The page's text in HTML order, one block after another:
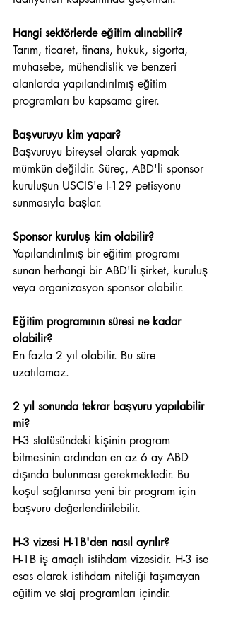
Hangi sektörlerde eğitim alınabilir?
Tarım, ticaret, finans, hukuk, sigorta,
muhasebe, mühendislik ve benzeri
alanlarda yapılandırılmış eğitim
programları bu kapsama girer.
Başvuruyu kim yapar?
Başvuruyu bireysel olarak yapmak
mümkün değildir. Süreç, ABD'li sponsor
kuruluşun USCIS'e I-129 petisyonu
sunmasıyla başlar.
Sponsor kuruluş kim olabilir?
Yapılandırılmış bir eğitim programı
sunan herhangi bir ABD'li şirket, kuruluş
veya organizasyon sponsor olabilir.
Eğitim programının süresi ne kadar
olabilir?
En fazla 2 yıl olabilir. Bu süre
uzatılamaz.
2 yıl sonunda tekrar başvuru yapılabilir
mi?
H-3 statüsündeki kişinin program
bitmesinin ardından en az 6 ay ABD
dışında bulunması gerekmektedir. Bu
koşul sağlanırsa yeni bir program için
başvuru değerlendirilebilir.
H-3 vizesi H-1B'den nasıl ayrılır?
H-1B iş amaçlı istihdam vizesidir. H-3 ise
esas olarak istihdam niteliği taşımayan
eğitim ve staj programları içindir.